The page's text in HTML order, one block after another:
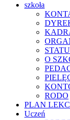
szkoła
O
RODO
PLAN
Uczeń